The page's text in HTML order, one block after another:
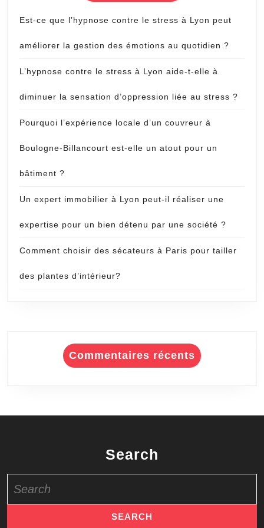
Est-ce que l’hypnose contre le stress à Lyon peut
améliorer la gestion des émotions au quotidien ?
L’hypnose contre le stress à Lyon aide-t-elle à
diminuer la sensation d’oppression liée au stress ?
Pourquoi l’expérience locale d’un couvreur à
Boulogne-Billancourt est-elle un atout pour un
bâtiment ?
Un expert immobilier à Lyon peut-il réaliser une
expertise pour un bien détenu par une société ?
Comment choisir des sécateurs à Paris pour tailler
des plantes d’intérieur?
Commentaires récents
Search
for: